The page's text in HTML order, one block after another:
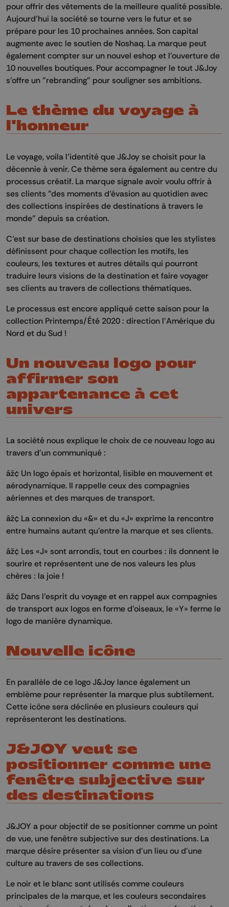
pour offrir des vêtements de la meilleure qualité possible.
Aujourd'hui la société se tourne vers le futur et se
prépare pour les 10 prochaines années. Son capital
augmente avec le soutien de Noshaq. La marque peut
également compter sur un nouvel eshop et l'ouverture de
10 nouvelles boutiques. Pour accompagner le tout J&Joy
s'offre un "rebranding" pour souligner ses ambitions.
Le thème du voyage à
l'honneur
Le voyage, voila l'identité que J&Joy se choisit pour la
décennie à venir. Ce thème sera également au centre du
processus créatif. La marque signale avoir voulu offrir à
ses clients "des moments d’évasion au quotidien avec
des collections inspirées de destinations à travers le
monde" depuis sa création.
C’est sur base de destinations choisies que les stylistes
définissent pour chaque collection les motifs, les
couleurs, les textures et autres détails qui pourront
traduire leurs visions de la destination et faire voyager
ses clients au travers de collections thématiques.
Le processus est encore appliqué cette saison pour la
collection Printemps/Été 2020 : direction l’Amérique du
Nord et du Sud !
Un nouveau logo pour
affirmer son
appartenance à cet
univers
La société nous explique le choix de ce nouveau logo au
travers d'un communiqué :
âž¢ Un logo épais et horizontal, lisible en mouvement et
aérodynamique. Il rappelle ceux des compagnies
aériennes et des marques de transport.
âž¢ La connexion du «&» et du «J» exprime la rencontre
entre humains autant qu’entre la marque et ses clients.
âž¢ Les «J» sont arrondis, tout en courbes : ils donnent le
sourire et représentent une de nos valeurs les plus
chères : la joie !
âž¢ Dans l’esprit du voyage et en rappel aux compagnies
de transport aux logos en forme d’oiseaux, le «Y» ferme le
logo de manière dynamique.
Nouvelle icône
En parallèle de ce logo J&Joy lance également un
emblème pour représenter la marque plus subtilement.
Cette icône sera déclinée en plusieurs couleurs qui
représenteront les destinations.
J&JOY veut se
positionner comme une
fenêtre subjective sur
des destinations
J&JOY a pour objectif de se positionner comme un point
de vue, une fenêtre subjective sur des destinations. La
marque désire présenter sa vision d'un lieu ou d'une
culture au travers de ses collections.
Le noir et le blanc sont utilisés comme couleurs
principales de la marque, et les couleurs secondaires